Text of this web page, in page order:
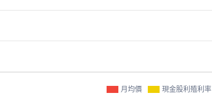
月均價 現金股利殖利率